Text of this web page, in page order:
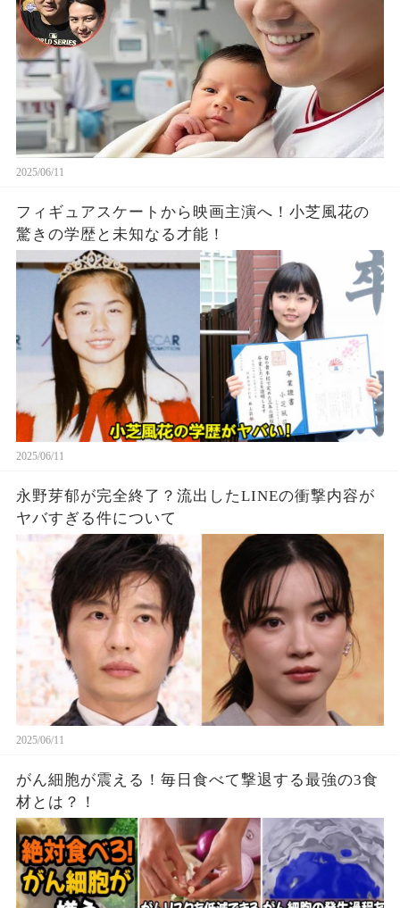
2025/06/11
フィギュアスケートから映画主演へ！小芝風花の
驚きの学歴と未知なる才能！
2025/06/11
永野芽郁が完全終了？流出したLINEの衝撃内容が
ヤバすぎる件について
2025/06/11
がん細胞が震える！毎日食べて撃退する最強の3食
材とは？！